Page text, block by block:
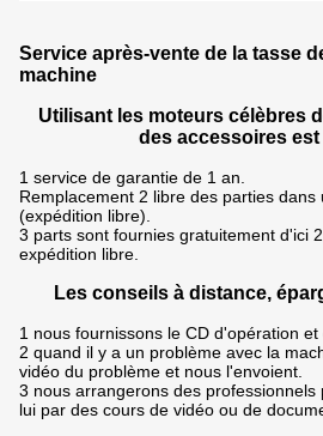
Service après-vente de la tasse
machine
Utilisant les moteurs célèbres
des accessoires
1 service de garantie de 1 an.
Remplacement 2 libre des parties dans
(expédition libre).
3 parts sont fournies gratuitement d'ici
expédition libre.
Les conseils à distance,
1 nous fournissons le CD d'opération et
2 quand il y a un problème avec la
vidéo du problème et nous l'envoient.
3 nous arrangerons des
lui par des cours de vidéo ou de